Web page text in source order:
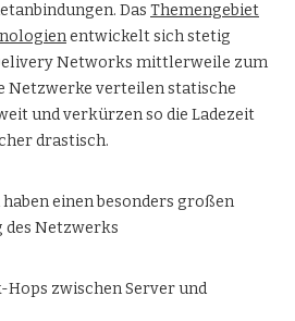
Das Themengebiet
entwickelt sich stetig
Networks mittlerweile zum
Netzwerke verteilen statische
und verkürzen so die Ladezeit
drastisch.
einen besonders großen
des Netzwerks
zwischen Server und